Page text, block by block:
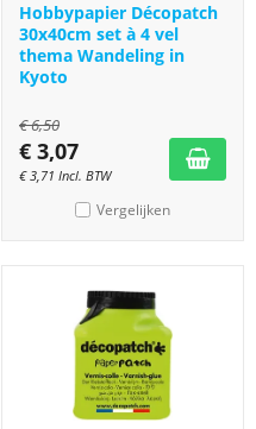
Hobbypapier Décopatch
30x40cm set à 4 vel
thema Wandeling in
Kyoto
€6,50
€ 3,07
€3,71 Incl. BTW
Vergelijken